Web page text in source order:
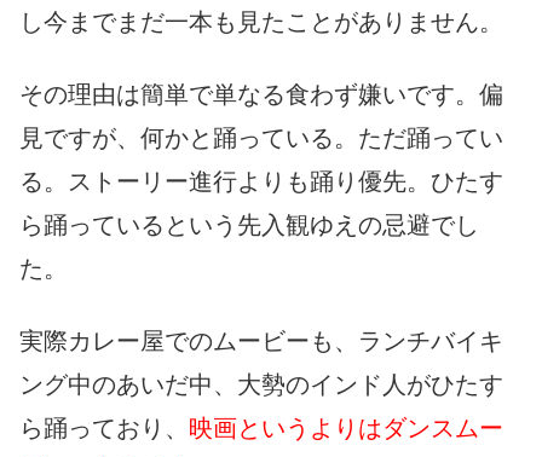
し今までまだ一本も見たことがありません。
その理由は簡単で単なる食わず嫌いです。偏
見ですが、何かと踊っている。ただ踊ってい
る。ストーリー進行よりも踊り優先。ひたす
ら踊っているという先入観ゆえの忌避でし
た。
実際カレー屋でのムービーも、ランチバイキ
ング中のあいだ中、大勢のインド人がひたす
ら踊っており、 映画というよりはダンスムー